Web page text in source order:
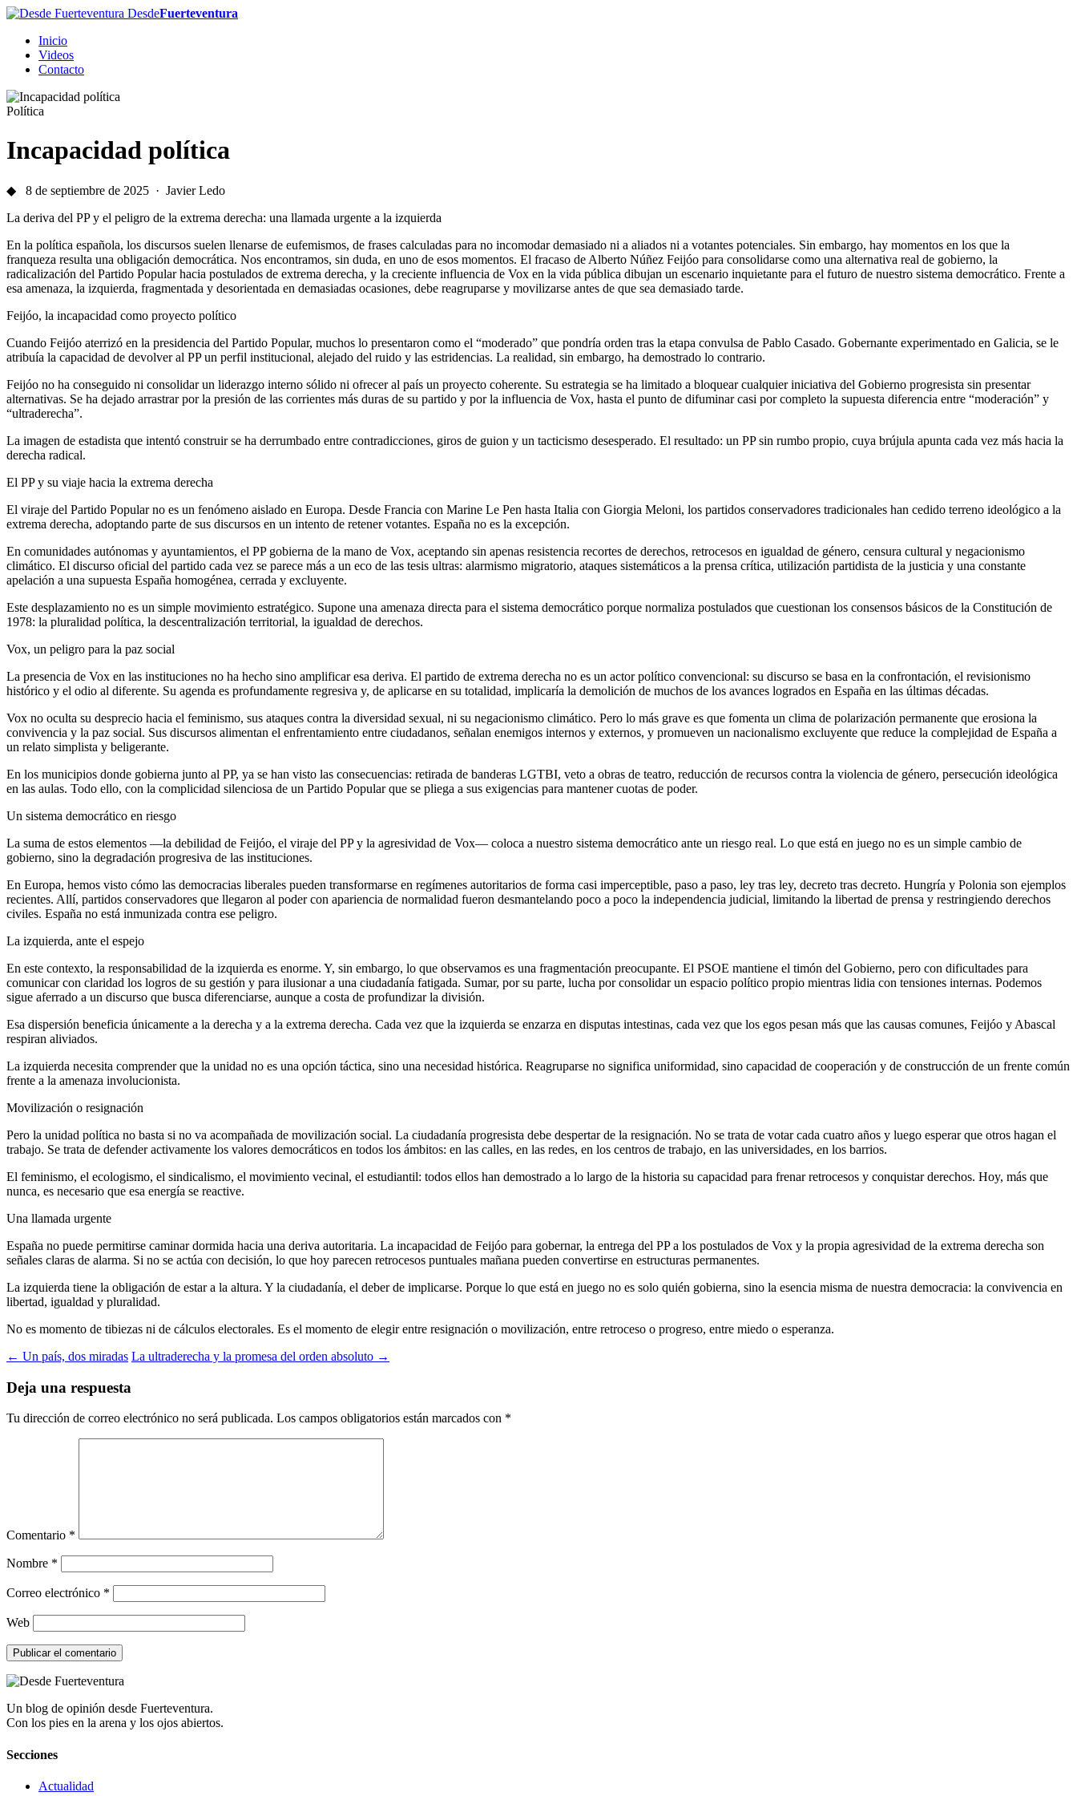
DesdeFuerteventura
Inicio
Videos
Contacto
Política
Incapacidad política
◆ 8 de septiembre de 2025 · Javier Ledo
La deriva del PP y el peligro de la extrema derecha: una llamada urgente a la izquierda
En la política española, los discursos suelen llenarse de eufemismos, de frases calculadas para no incomodar demasiado ni a aliados ni a votantes potenciales. Sin embargo, hay momentos en los que la
franqueza resulta una obligación democrática. Nos encontramos, sin duda, en uno de esos momentos. El fracaso de Alberto Núñez Feijóo para consolidarse como una alternativa real de gobierno, la
radicalización del Partido Popular hacia postulados de extrema derecha, y la creciente influencia de Vox en la vida pública dibujan un escenario inquietante para el futuro de nuestro sistema democrático. Frente a
esa amenaza, la izquierda, fragmentada y desorientada en demasiadas ocasiones, debe reagruparse y movilizarse antes de que sea demasiado tarde.
Feijóo, la incapacidad como proyecto político
Cuando Feijóo aterrizó en la presidencia del Partido Popular, muchos lo presentaron como el “moderado” que pondría orden tras la etapa convulsa de Pablo Casado. Gobernante experimentado en Galicia, se le
atribuía la capacidad de devolver al PP un perfil institucional, alejado del ruido y las estridencias. La realidad, sin embargo, ha demostrado lo contrario.
Feijóo no ha conseguido ni consolidar un liderazgo interno sólido ni ofrecer al país un proyecto coherente. Su estrategia se ha limitado a bloquear cualquier iniciativa del Gobierno progresista sin presentar
alternativas. Se ha dejado arrastrar por la presión de las corrientes más duras de su partido y por la influencia de Vox, hasta el punto de difuminar casi por completo la supuesta diferencia entre “moderación” y
“ultraderecha”.
La imagen de estadista que intentó construir se ha derrumbado entre contradicciones, giros de guion y un tacticismo desesperado. El resultado: un PP sin rumbo propio, cuya brújula apunta cada vez más hacia la
derecha radical.
El PP y su viaje hacia la extrema derecha
El viraje del Partido Popular no es un fenómeno aislado en Europa. Desde Francia con Marine Le Pen hasta Italia con Giorgia Meloni, los partidos conservadores tradicionales han cedido terreno ideológico a la
extrema derecha, adoptando parte de sus discursos en un intento de retener votantes. España no es la excepción.
En comunidades autónomas y ayuntamientos, el PP gobierna de la mano de Vox, aceptando sin apenas resistencia recortes de derechos, retrocesos en igualdad de género, censura cultural y negacionismo
climático. El discurso oficial del partido cada vez se parece más a un eco de las tesis ultras: alarmismo migratorio, ataques sistemáticos a la prensa crítica, utilización partidista de la justicia y una constante
apelación a una supuesta España homogénea, cerrada y excluyente.
Este desplazamiento no es un simple movimiento estratégico. Supone una amenaza directa para el sistema democrático porque normaliza postulados que cuestionan los consensos básicos de la Constitución de
1978: la pluralidad política, la descentralización territorial, la igualdad de derechos.
Vox, un peligro para la paz social
La presencia de Vox en las instituciones no ha hecho sino amplificar esa deriva. El partido de extrema derecha no es un actor político convencional: su discurso se basa en la confrontación, el revisionismo
histórico y el odio al diferente. Su agenda es profundamente regresiva y, de aplicarse en su totalidad, implicaría la demolición de muchos de los avances logrados en España en las últimas décadas.
Vox no oculta su desprecio hacia el feminismo, sus ataques contra la diversidad sexual, ni su negacionismo climático. Pero lo más grave es que fomenta un clima de polarización permanente que erosiona la
convivencia y la paz social. Sus discursos alimentan el enfrentamiento entre ciudadanos, señalan enemigos internos y externos, y promueven un nacionalismo excluyente que reduce la complejidad de España a
un relato simplista y beligerante.
En los municipios donde gobierna junto al PP, ya se han visto las consecuencias: retirada de banderas LGTBI, veto a obras de teatro, reducción de recursos contra la violencia de género, persecución ideológica
en las aulas. Todo ello, con la complicidad silenciosa de un Partido Popular que se pliega a sus exigencias para mantener cuotas de poder.
Un sistema democrático en riesgo
La suma de estos elementos —la debilidad de Feijóo, el viraje del PP y la agresividad de Vox— coloca a nuestro sistema democrático ante un riesgo real. Lo que está en juego no es un simple cambio de
gobierno, sino la degradación progresiva de las instituciones.
En Europa, hemos visto cómo las democracias liberales pueden transformarse en regímenes autoritarios de forma casi imperceptible, paso a paso, ley tras ley, decreto tras decreto. Hungría y Polonia son ejemplos
recientes. Allí, partidos conservadores que llegaron al poder con apariencia de normalidad fueron desmantelando poco a poco la independencia judicial, limitando la libertad de prensa y restringiendo derechos
civiles. España no está inmunizada contra ese peligro.
La izquierda, ante el espejo
En este contexto, la responsabilidad de la izquierda es enorme. Y, sin embargo, lo que observamos es una fragmentación preocupante. El PSOE mantiene el timón del Gobierno, pero con dificultades para
comunicar con claridad los logros de su gestión y para ilusionar a una ciudadanía fatigada. Sumar, por su parte, lucha por consolidar un espacio político propio mientras lidia con tensiones internas. Podemos
sigue aferrado a un discurso que busca diferenciarse, aunque a costa de profundizar la división.
Esa dispersión beneficia únicamente a la derecha y a la extrema derecha. Cada vez que la izquierda se enzarza en disputas intestinas, cada vez que los egos pesan más que las causas comunes, Feijóo y Abascal
respiran aliviados.
La izquierda necesita comprender que la unidad no es una opción táctica, sino una necesidad histórica. Reagruparse no significa uniformidad, sino capacidad de cooperación y de construcción de un frente común
frente a la amenaza involucionista.
Movilización o resignación
Pero la unidad política no basta si no va acompañada de movilización social. La ciudadanía progresista debe despertar de la resignación. No se trata de votar cada cuatro años y luego esperar que otros hagan el
trabajo. Se trata de defender activamente los valores democráticos en todos los ámbitos: en las calles, en las redes, en los centros de trabajo, en las universidades, en los barrios.
El feminismo, el ecologismo, el sindicalismo, el movimiento vecinal, el estudiantil: todos ellos han demostrado a lo largo de la historia su capacidad para frenar retrocesos y conquistar derechos. Hoy, más que
nunca, es necesario que esa energía se reactive.
Una llamada urgente
España no puede permitirse caminar dormida hacia una deriva autoritaria. La incapacidad de Feijóo para gobernar, la entrega del PP a los postulados de Vox y la propia agresividad de la extrema derecha son
señales claras de alarma. Si no se actúa con decisión, lo que hoy parecen retrocesos puntuales mañana pueden convertirse en estructuras permanentes.
La izquierda tiene la obligación de estar a la altura. Y la ciudadanía, el deber de implicarse. Porque lo que está en juego no es solo quién gobierna, sino la esencia misma de nuestra democracia: la convivencia en
libertad, igualdad y pluralidad.
No es momento de tibiezas ni de cálculos electorales. Es el momento de elegir entre resignación o movilización, entre retroceso o progreso, entre miedo o esperanza.
← Un país, dos miradas La ultraderecha y la promesa del orden absoluto →
Deja una respuesta
Tu dirección de correo electrónico no será publicada. Los campos obligatorios están marcados con *
Comentario *
Nombre *
Correo electrónico *
Web
Un blog de opinión desde Fuerteventura.
Con los pies en la arena y los ojos abiertos.
Secciones
Actualidad